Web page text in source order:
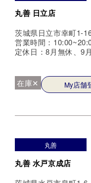
丸善 日立店
茨城県日立市幸町1-
営業時間：
定休日：8月無休、9
在庫✕ My店舗
丸善
丸善 水戸京成店